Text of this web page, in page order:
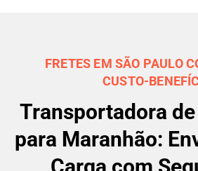
FRETES EM SÃO PAULO
CUSTO-
Transportadora
para Maranhão: